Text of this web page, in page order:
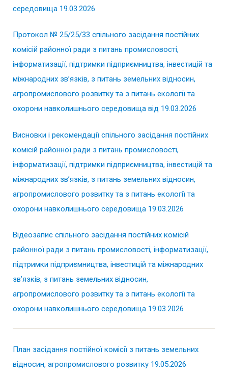
середовища 19.03.2026
Протокол № 25/25/33 спільного засідання постійних
комісій районної ради з питань промисловості,
інформатизації, підтримки підприємництва, інвестицій та
міжнародних зв’язків, з питань земельних відносин,
агропромислового розвитку та з питань екології та
охорони навколишнього середовища від 19.03.2026
Висновки і рекомендації спільного засідання постійних
комісій районної ради з питань промисловості,
інформатизації, підтримки підприємництва, інвестицій та
міжнародних зв’язків, з питань земельних відносин,
агропромислового розвитку та з питань екології та
охорони навколишнього середовища 19.03.2026
Відеозапис спільного засідання постійних комісій
районної ради з питань промисловості, інформатизації,
підтримки підприємництва, інвестицій та міжнародних
зв’язків, з питань земельних відносин,
агропромислового розвитку та з питань екології та
охорони навколишнього середовища 19.03.2026
План засідання постійної комісії з питань земельних
відносин, агропромислового розвитку 19.05.2026